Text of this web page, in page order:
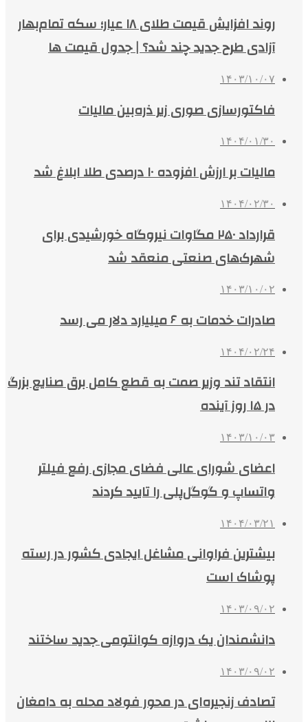
روند افزایش قیمت طلای ۱۸ عیار؛ سکه تمام‌بهار
آزادی طرح جدید چند شد؟ | جدول قیمت ها
۱۴۰۳/۱۰/۰۷
فاکتورسازی صوری زیر ذره‌بین مالیات
۱۴۰۴/۰۱/۳۰
مالیات بر ارزش افزوده ۱۰ درصدی طلا ابلاغ شد
۱۴۰۴/۰۲/۳۰
قرارداد ۲۵۰ مگاوات نیروگاه خورشیدی برای
شهرک‌های صنعتی منعقد شد
۱۴۰۳/۱۰/۰۲
صادرات خدمات به ۶ میلیارد دلار می رسد
۱۴۰۴/۰۲/۲۴
انتقاد تند وزیر صمت به قطع کامل برق صنایع بزرگ
در ۱۵ روز آینده
۱۴۰۳/۱۰/۰۳
اعضای شورای عالی فضای مجازی رفع فیلتر
واتساپ و گوگل‌پلی را تایید کردند
۱۴۰۴/۰۳/۲۱
بیشترین فراوانی‌ مشاغل ایجادی کشور در رسته
پوشاک است
۱۴۰۳/۰۹/۰۲
دانشمندان یک دروازه کوانتومی جدید ساختند
۱۴۰۳/۰۹/۰۲
تصادف زنجیره‌ای در محور فولاد محله به دامغان